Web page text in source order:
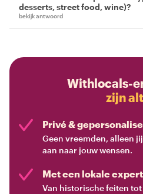
desserts, street food, wine)?
bekijk antwoord
Withlocals-
zijn
Privé &
Geen vreemden, alleen
aan naar jouw wensen.
Met een lokale expert
Van historische feiten